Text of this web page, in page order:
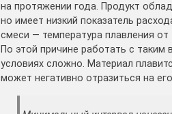
на протяжении года. Продукт
но имеет низкий показатель
смеси — температура плавления
По этой причине работать с
условиях сложно. Материал
может негативно отразиться на